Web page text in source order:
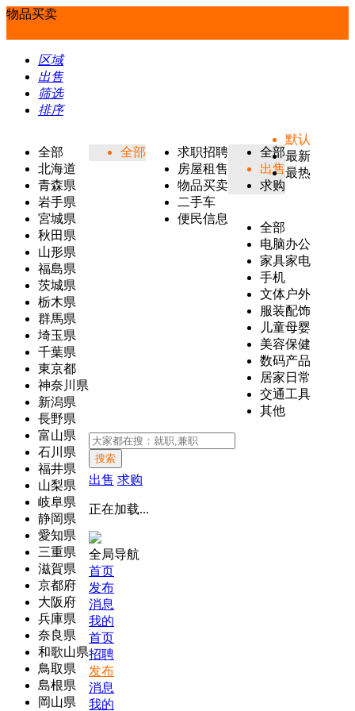
物品买卖
区域
出售
筛选
排序
全部
北海道
青森県
岩手県
宮城県
秋田県
山形県
福島県
茨城県
栃木県
群馬県
埼玉県
千葉県
東京都
神奈川県
新潟県
長野県
富山県
石川県
福井県
山梨県
岐阜県
静岡県
愛知県
三重県
滋賀県
京都府
大阪府
兵庫県
奈良県
和歌山県
鳥取県
島根県
岡山県
全部
求职招聘
房屋租售
物品买卖
二手车
便民信息
全部
出售
求购
全部
电脑办公
家具家电
手机
文体户外
服装配饰
儿童母婴
美容保健
数码产品
居家日常
交通工具
其他
默认
最新
最热
搜索
出售 求购
正在加载...
全局导航
首页
发布
消息
我的
首页
招聘
发布
消息
我的